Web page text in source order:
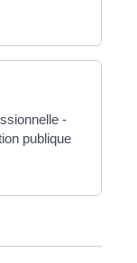
-
publique